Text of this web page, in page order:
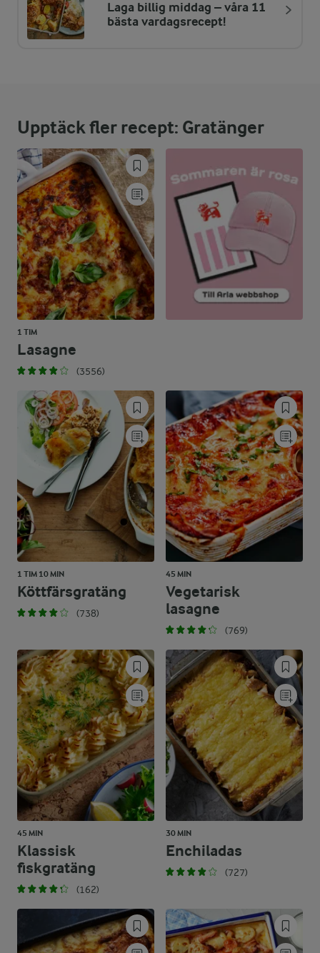
Laga billig middag – våra 11
bästa vardagsrecept!
Upptäck fler recept: Gratänger
1 TIM
Lasagne
(3556)
1 TIM 10 MIN
Köttfärsgratäng
(738)
45 MIN
Vegetarisk
lasagne
(769)
45 MIN
Klassisk
fiskgratäng
(162)
30 MIN
Enchiladas
(727)